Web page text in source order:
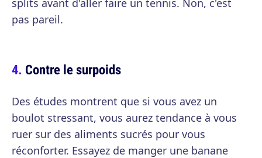
splits avant d'aller faire un tennis. Non, c'est
pas pareil.
Contre le surpoids
Des études montrent que si vous avez un
boulot stressant, vous aurez tendance à vous
ruer sur des aliments sucrés pour vous
réconforter. Essayez de manger une banane